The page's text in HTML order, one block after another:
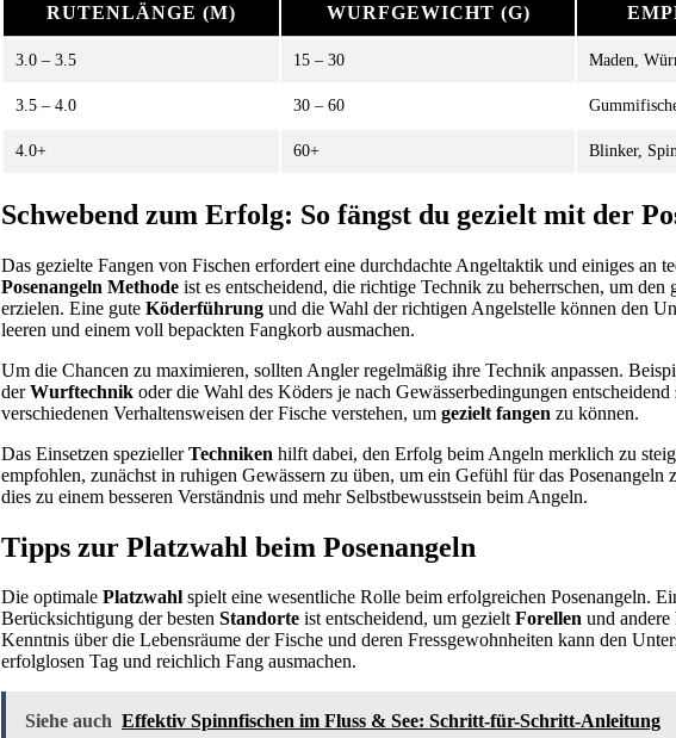
RUTENLÄNGE (M) WURFGEWICHT (G)
3.0 – 3.5 15 – 30 Maden,
3.5 – 4.0 30 – 60
4.0+ 60+ Blinker,
Schwebend zum Erfolg: So fängst du gezielt mit der
Das gezielte Fangen von Fischen erfordert eine durchdachte Angeltaktik und einiges an
Posenangeln Methode ist es entscheidend, die richtige Technik zu beherrschen, um den
erzielen. Eine gute Köderführung und die Wahl der richtigen Angelstelle können den
leeren und einem voll bepackten Fangkorb ausmachen.
Um die Chancen zu maximieren, sollten Angler regelmäßig ihre Technik anpassen.
derWurftechnik oder die Wahl des Köders je nach Gewässerbedingungen
verschiedenen Verhaltensweisen der Fische verstehen, um gezielt fangen zu können.
Das Einsetzen speziellerTechniken hilft dabei, den Erfolg beim Angeln merklich zu
empfohlen, zunächst in ruhigen Gewässern zu üben, um ein Gefühl für das
dies zu einem besseren Verständnis und mehr Selbstbewusstsein beim Angeln.
Tipps zur Platzwahl beim Posenangeln
Die optimale Platzwahl spielt eine wesentliche Rolle beim erfolgreichen Posenangeln.
Berücksichtigung der besten Standorte ist entscheidend, um gezieltForellen und
Kenntnis über die Lebensräume der Fische und deren Fressgewohnheiten kann den
erfolglosen Tag und reichlich Fang ausmachen.
Siehe auch Effektiv Spinnfischen im Fluss & See: Schritt-für-Schritt-Anleitung